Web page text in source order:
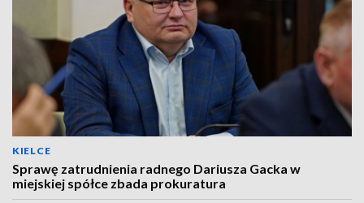
KIELCE
Sprawę zatrudnienia radnego Dariusza Gacka w
miejskiej spółce zbada prokuratura